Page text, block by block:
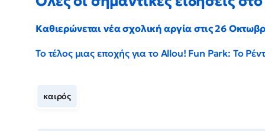
Καθιερώνεται νέα σχολική αργία στις 26
Το τέλος μιας εποχής για το Allou! Fun Park: Το
καιρός